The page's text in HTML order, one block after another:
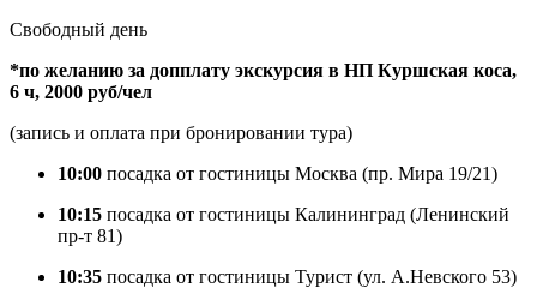
Свободный день
*по желанию за допплату экскурсия в НП Куршская коса,
6 ч, 2000 руб/чел
(запись и оплата при бронировании тура)
10:00 посадка от гостиницы Москва (пр. Мира 19/21)
10:15 посадка от гостиницы Калининград (Ленинский
пр-т 81)
10:35 посадка от гостиницы Турист (ул. А.Невского 53)